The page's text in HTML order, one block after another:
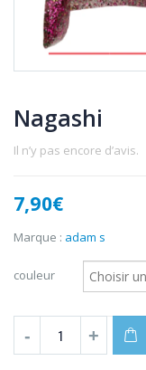
Nagashi
Il n’y pas encore d’avis.
7,90€
Marque : adam s
couleur